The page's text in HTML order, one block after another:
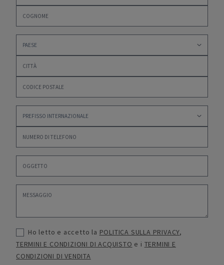
Ho letto e accetto la POLITICA SULLA PRIVACY,
TERMINI E CONDIZIONI DI ACQUISTO e i TERMINI E
CONDIZIONI DI VENDITA